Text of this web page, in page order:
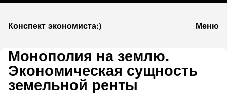
Конспект экономиста:) Меню
Монополия на землю.
Экономическая сущность
земельной ренты